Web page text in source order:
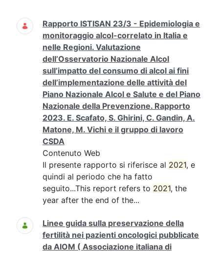
Ricerca
Rapporto ISTISAN 23/3 - Epidemiologia e
monitoraggio alcol-correlato in Italia e
nelle Regioni. Valutazione
dell’Osservatorio Nazionale Alcol
sull’impatto del consumo di alcol ai fini
dell’implementazione delle attività del
Piano Nazionale Alcol e Salute e del Piano
Nazionale della Prevenzione. Rapporto
2023. E. Scafato, S. Ghirini, C. Gandin, A.
Matone, M. Vichi e il gruppo di lavoro
CSDA
Contenuto Web
Il presente rapporto si riferisce al 2021, e
quindi al periodo che ha fatto
seguito...This report refers to 2021, the
year after the end of the...
Linee guida sulla preservazione della
fertilità nei pazienti oncologici pubblicate
da AIOM ( Associazione italiana di